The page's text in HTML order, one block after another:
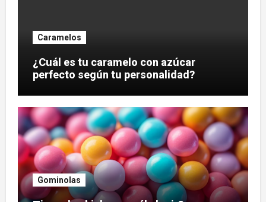
Caramelos
¿Cuál es tu caramelo con azúcar
perfecto según tu personalidad?
Gominolas